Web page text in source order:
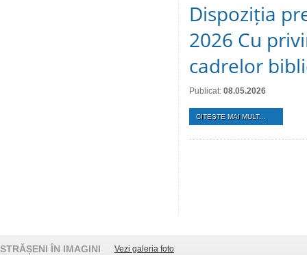
Dispoziția
2026 Cu
cadrelor
Publicat: 08.05.2026
CITEŞTE MAI MULT...
STRĂȘENI ÎN IMAGINI Vezi galeria foto